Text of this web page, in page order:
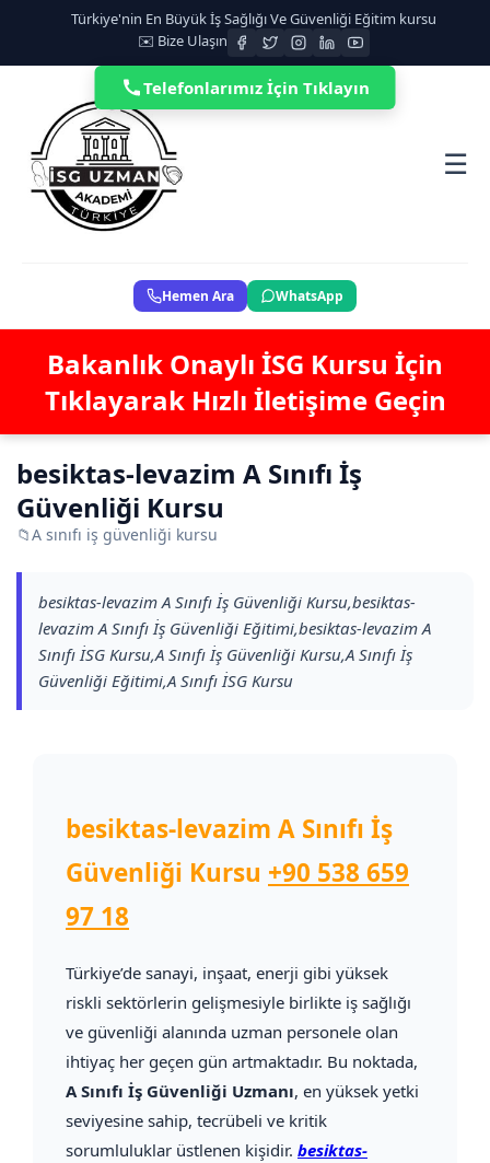
Türkiye'nin En Büyük İş Sağlığı Ve Güvenliği Eğitim kursu
✉️ Bize Ulaşın
☰
Hemen Ara WhatsApp
Bakanlık Onaylı İSG Kursu İçin
Tıklayarak Hızlı İletişime Geçin
besiktas-levazim A Sınıfı İş
Güvenliği Kursu
📁A sınıfı iş güvenliği kursu
besiktas-levazim A Sınıfı İş Güvenliği Kursu,besiktas-
levazim A Sınıfı İş Güvenliği Eğitimi,besiktas-levazim A
Sınıfı İSG Kursu,A Sınıfı İş Güvenliği Kursu,A Sınıfı İş
Güvenliği Eğitimi,A Sınıfı İSG Kursu
besiktas-levazim A Sınıfı İş
Güvenliği Kursu +90 538 659
97 18
Türkiye’de sanayi, inşaat, enerji gibi yüksek
riskli sektörlerin gelişmesiyle birlikte iş sağlığı
ve güvenliği alanında uzman personele olan
ihtiyaç her geçen gün artmaktadır. Bu noktada,
A Sınıfı İş Güvenliği Uzmanı, en yüksek yetki
seviyesine sahip, tecrübeli ve kritik
sorumluluklar üstlenen kişidir. besiktas-
Telefonlarımız İçin Tıklayın